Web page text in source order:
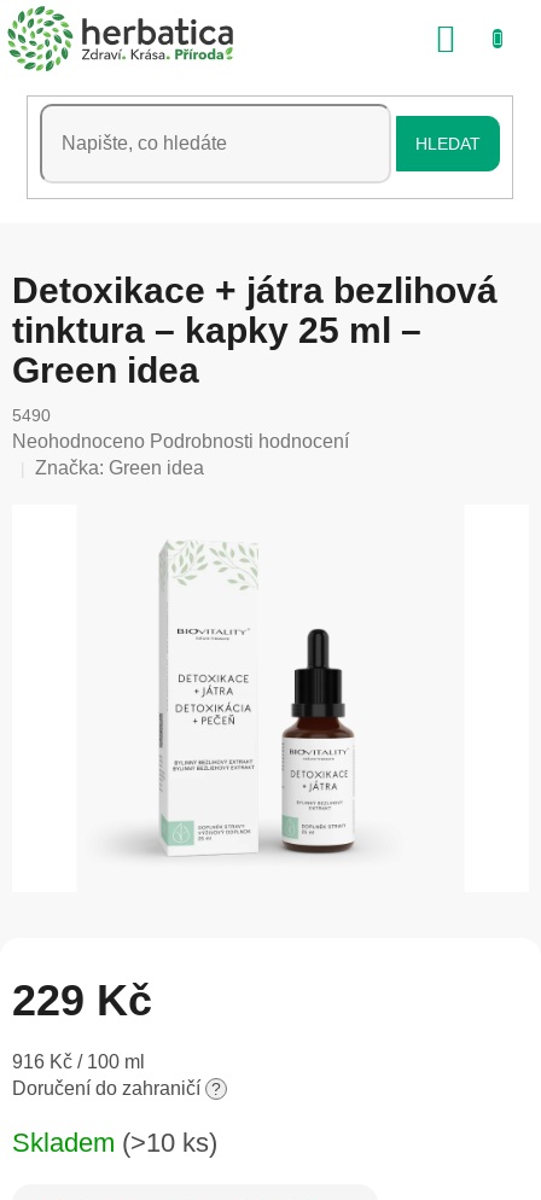
Přejít
na
obsah
HLEDAT
Detoxikace + játra bezlihová
tinktura – kapky 25 ml –
Green idea
5490
Průměrné
hodnocení
Neohodnoceno Podrobnosti hodnocení
Značka: Green idea
229 Kč
Měrná
cena:
916 Kč / 100 ml
Doručení do zahraničí ?
Skladem (>10 ks)